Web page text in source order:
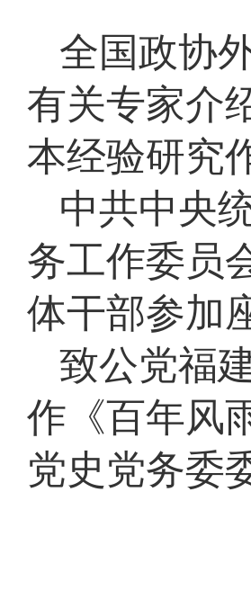
全国政协
有关专家介
本经验研究
中共中央
务工作委员
体干部参加
致公党福
作《百年风
党史党务委